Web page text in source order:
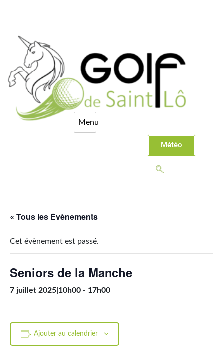
Météo
« Tous les Évènements
Cet évènement est passé.
Seniors de la Manche
7 juillet 2025|10h00 - 17h00
Ajouter au calendrier